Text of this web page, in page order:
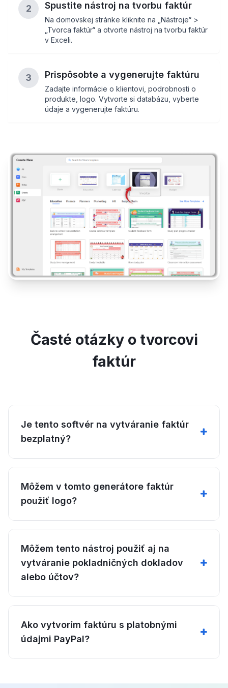
2 Spustite nástroj na tvorbu faktúr
Na domovskej stránke kliknite na „Nástroje“ >
„Tvorca faktúr“ a otvorte nástroj na tvorbu faktúr
v Exceli.
3 Prispôsobte a vygenerujte faktúru
Zadajte informácie o klientovi, podrobnosti o
produkte, logo. Vytvorte si databázu, vyberte
údaje a vygenerujte faktúru.
Časté otázky o tvorcovi
faktúr
Je tento softvér na vytváranie faktúr
bezplatný?
Môžem v tomto generátore faktúr
použiť logo?
Môžem tento nástroj použiť aj na
vytváranie pokladničných dokladov
alebo účtov?
Ako vytvorím faktúru s platobnými
údajmi PayPal?